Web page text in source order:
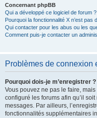
Concernant phpBB
Qui a développé ce logiciel de forum ?
Pourquoi la fonctionnalité X n’est pas
Qui contacter pour les abus ou les
Comment puis-je contacter un
Problèmes de connexion
Pourquoi dois-je m’enregistrer ?
Vous pouvez ne pas le faire,
configuré les forums afin qu’il
messages. Par ailleurs,
fonctionnalités supplémentaires